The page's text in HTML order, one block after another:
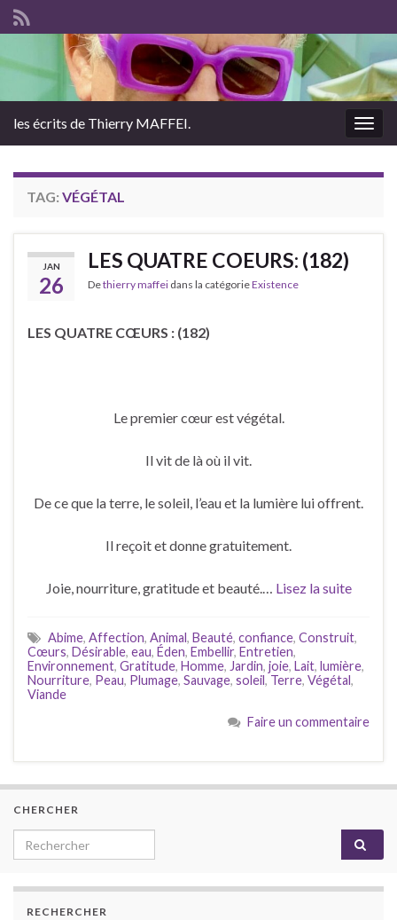
les écrits de Thierry MAFFEI.
TAG: VÉGÉTAL
JAN
26
LES QUATRE COEURS: (182)
Dethierry maffei dans la catégorieExistence
LES QUATRE CŒURS : (182)
Le premier cœur est végétal.
Il vit de là où il vit.
De ce que la terre, le soleil, l’eau et la lumière lui offrent.
Il reçoit et donne gratuitement.
Joie, nourriture, gratitude et beauté.… Lisez la suite
Abime, Affection, Animal, Beauté, confiance, Construit,
Cœurs, Désirable, eau, Éden, Embellir, Entretien,
Environnement, Gratitude, Homme, Jardin, joie, Lait, lumière,
Nourriture, Peau, Plumage, Sauvage, soleil, Terre, Végétal,
Viande
Faire un commentaire
CHERCHER
Search for:
RECHERCHER